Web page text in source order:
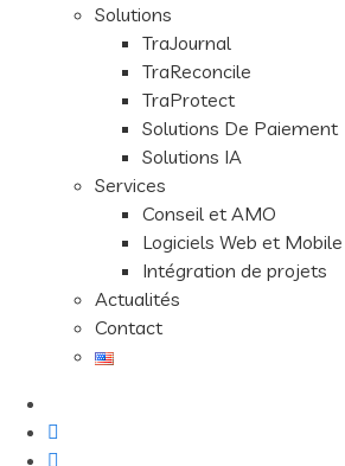
Solutions
TraJournal
TraReconcile
TraProtect
Solutions De Paiement
Solutions IA
Services
Conseil et AMO
Logiciels Web et Mobile
Intégration de projets
Actualités
Contact